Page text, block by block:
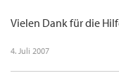
Vielen Dank für die
4. Juli 2007